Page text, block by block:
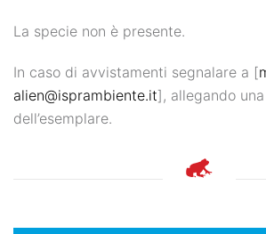
La specie non è presente.
In caso di avvistamenti segnalare a [
alien@isprambiente.it], allegando
dell’esemplare.